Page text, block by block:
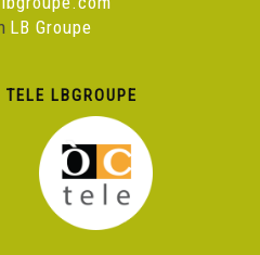
LB Groupe
LBGROUPE